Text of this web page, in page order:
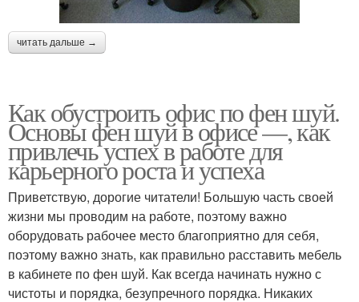
читать дальше →
Как обустроить офис по фен шуй.
Основы фен шуй в офисе —, как
привлечь успех в работе для
карьерного роста и успеха
Приветствую, дорогие читатели! Большую часть своей
жизни мы проводим на работе, поэтому важно
оборудовать рабочее место благоприятно для себя,
поэтому важно знать, как правильно расставить мебель
в кабинете по фен шуй. Как всегда начинать нужно с
чистоты и порядка, безупречного порядка. Никаких